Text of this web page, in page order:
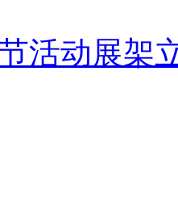
活动展架